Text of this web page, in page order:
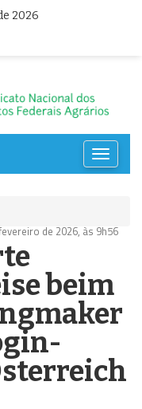
2026
Toggle
de 2026, às 9h56
beim